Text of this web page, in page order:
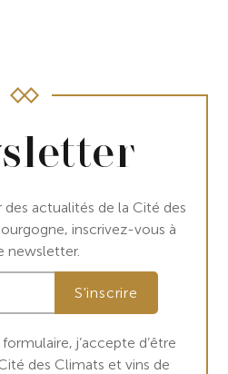
actualités de la Cité des
inscrivez-vous à
newsletter.
j’accepte d’être
des Climats et vins de